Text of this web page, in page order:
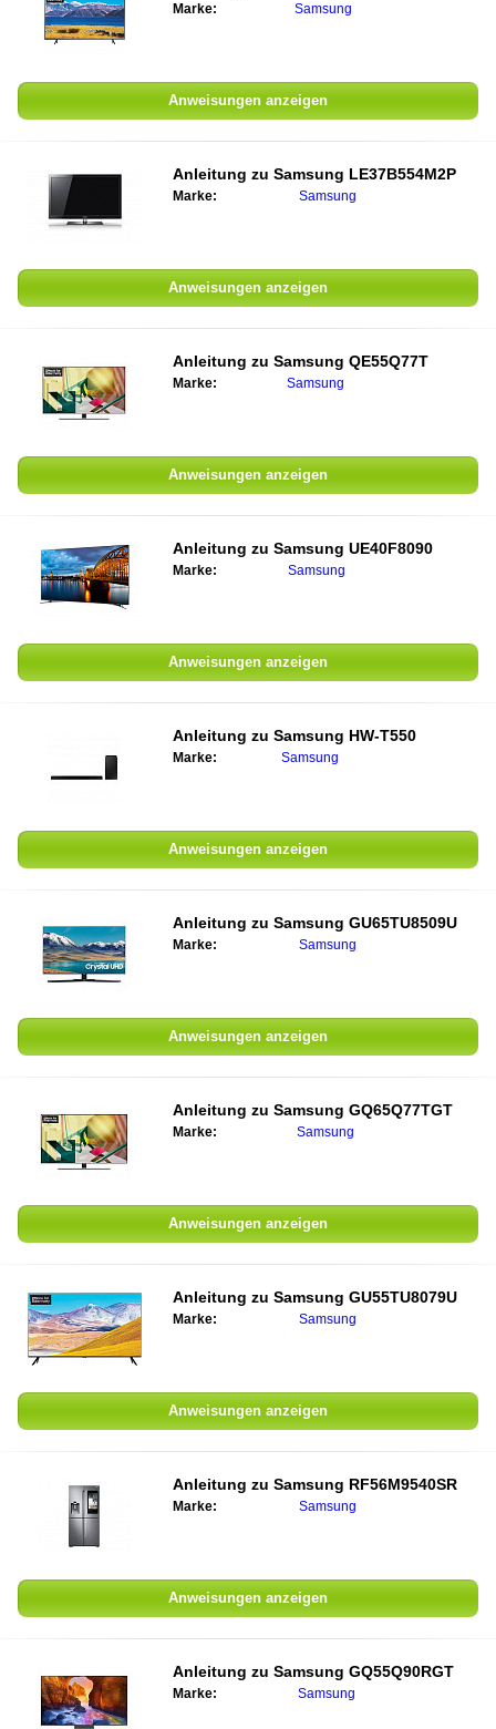
Marke: Samsung
Anweisungen anzeigen
Anleitung zu Samsung LE37B554M2P
Marke: Samsung
Anweisungen anzeigen
Anleitung zu Samsung QE55Q77T
Marke: Samsung
Anweisungen anzeigen
Anleitung zu Samsung UE40F8090
Marke: Samsung
Anweisungen anzeigen
Anleitung zu Samsung HW-T550
Marke: Samsung
Anweisungen anzeigen
Anleitung zu Samsung GU65TU8509U
Marke: Samsung
Anweisungen anzeigen
Anleitung zu Samsung GQ65Q77TGT
Marke: Samsung
Anweisungen anzeigen
Anleitung zu Samsung GU55TU8079U
Marke: Samsung
Anweisungen anzeigen
Anleitung zu Samsung RF56M9540SR
Marke: Samsung
Anweisungen anzeigen
Anleitung zu Samsung GQ55Q90RGT
Marke: Samsung